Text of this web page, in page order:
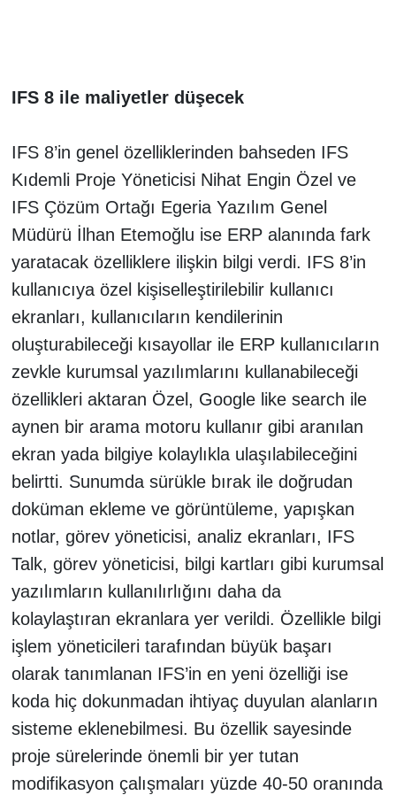
IFS 8 ile maliyetler düşecek
IFS 8’in genel özelliklerinden bahseden IFS
Kıdemli Proje Yöneticisi Nihat Engin Özel ve
IFS Çözüm Ortağı Egeria Yazılım Genel
Müdürü İlhan Etemoğlu ise ERP alanında fark
yaratacak özelliklere ilişkin bilgi verdi. IFS 8’in
kullanıcıya özel kişiselleştirilebilir kullanıcı
ekranları, kullanıcıların kendilerinin
oluşturabileceği kısayollar ile ERP kullanıcıların
zevkle kurumsal yazılımlarını kullanabileceği
özellikleri aktaran Özel, Google like search ile
aynen bir arama motoru kullanır gibi aranılan
ekran yada bilgiye kolaylıkla ulaşılabileceğini
belirtti. Sunumda sürükle bırak ile doğrudan
doküman ekleme ve görüntüleme, yapışkan
notlar, görev yöneticisi, analiz ekranları, IFS
Talk, görev yöneticisi, bilgi kartları gibi kurumsal
yazılımların kullanılırlığını daha da
kolaylaştıran ekranlara yer verildi. Özellikle bilgi
işlem yöneticileri tarafından büyük başarı
olarak tanımlanan IFS’in en yeni özelliği ise
koda hiç dokunmadan ihtiyaç duyulan alanların
sisteme eklenebilmesi. Bu özellik sayesinde
proje sürelerinde önemli bir yer tutan
modifikasyon çalışmaları yüzde 40-50 oranında